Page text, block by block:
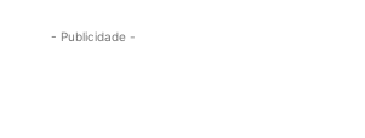
- Publicidade -